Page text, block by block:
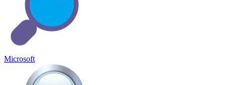
Microsoft